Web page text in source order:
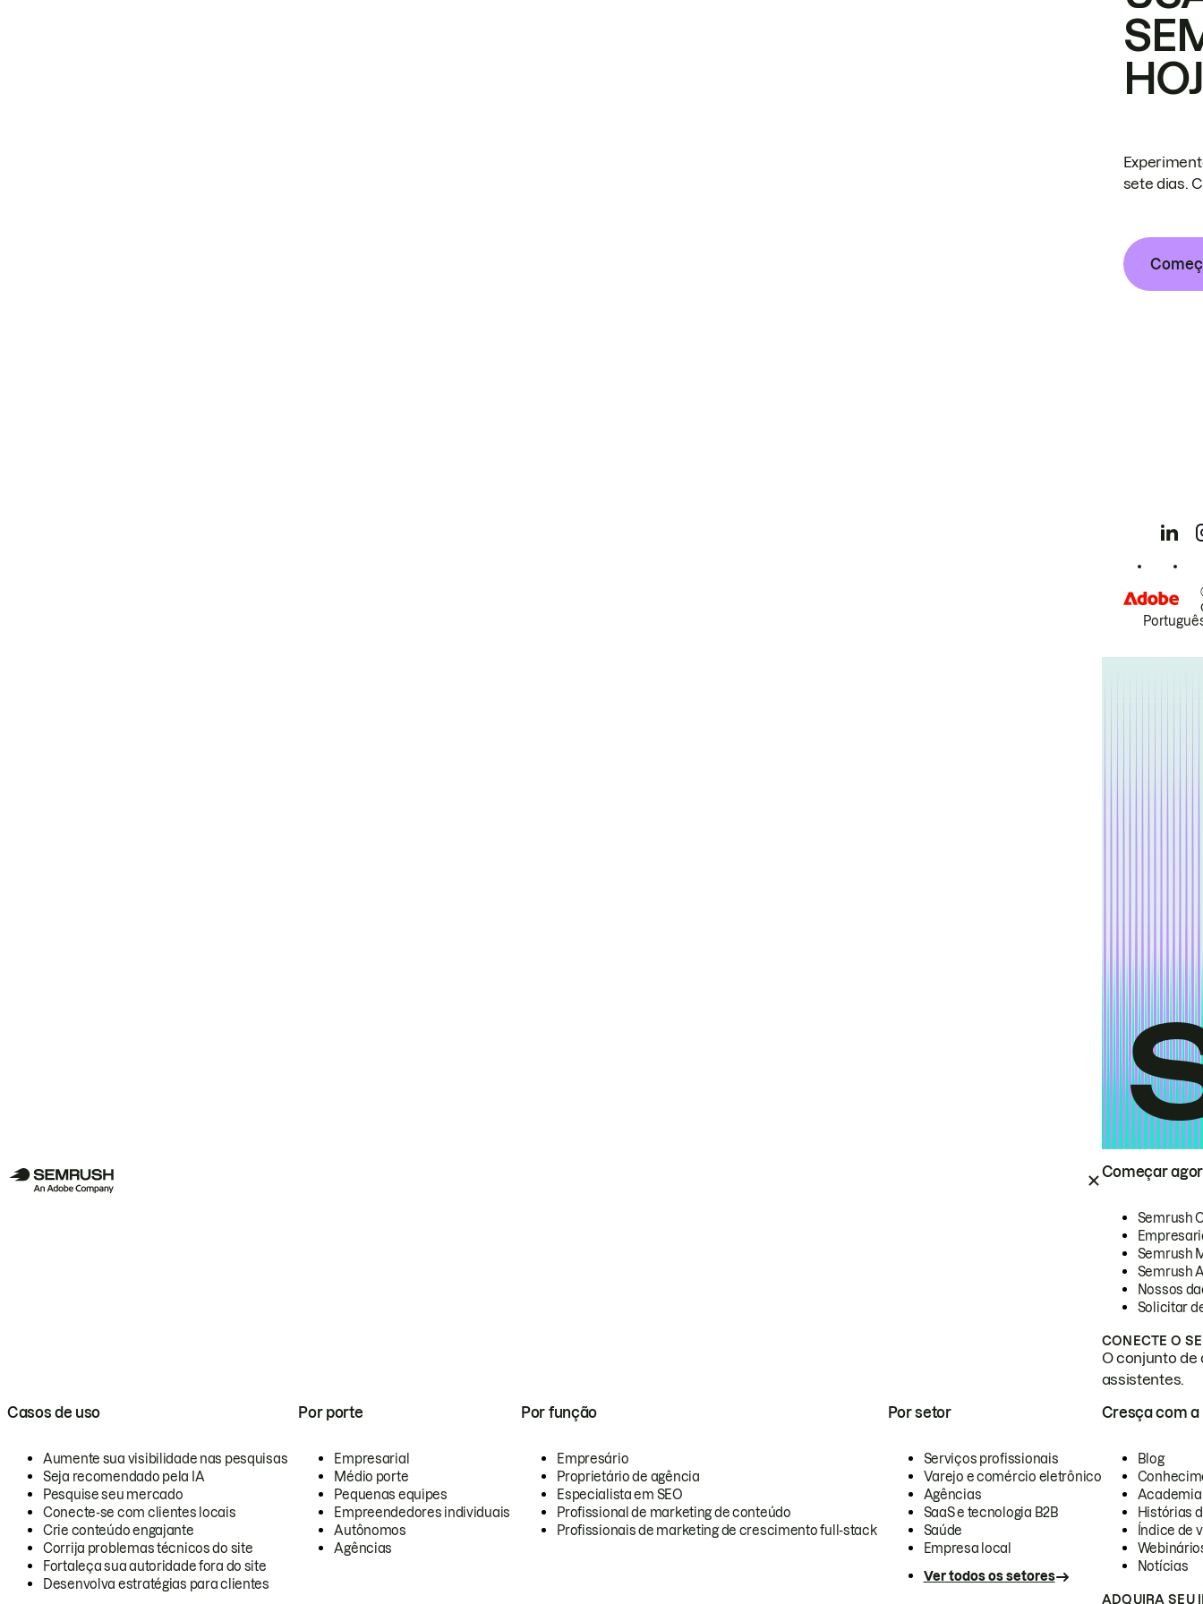
Começar
Semrush
Semrush
Semrush
Nossos
Solicitar
CONECTE O
O conjunto de
assistentes.
Casos de uso
Aumente sua visibilidade nas pesquisas
Seja recomendado pela IA
Pesquise seu mercado
Conecte-se com clientes locais
Crie conteúdo engajante
Corrija problemas técnicos do site
Fortaleça sua autoridade fora do site
Desenvolva estratégias para clientes
Por porte
Empresarial
Médio porte
Pequenas equipes
Empreendedores individuais
Autônomos
Agências
Por função
Empresário
Proprietário de agência
Especialista em SEO
Profissional de marketing de conteúdo
Profissionais de marketing de crescimento full-stack
Por setor
Serviços profissionais
Varejo e comércio eletrônico
Agências
SaaS e tecnologia B2B
Saúde
Empresa local
Ver todos os setores
Cresça com a
Blog
Academia
Histórias
Índice de
Notícias
ADQUIRA SEU
sete dias.